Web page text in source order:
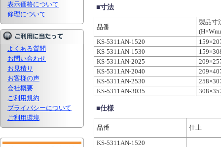
表示価格について
修理について
よくある質問
お問い合わせ
お見積り
お客様の声
会社概要
ご利用規約
プライバシーについて
ご利用環境
■寸法
品番
製品寸
KS-5311AN-1520
KS-5311AN-1530
KS-5311AN-2025
KS-5311AN-2040
KS-5311AN-2530
KS-5311AN-3035
■仕様
品番 仕上
KS-5311AN-1520